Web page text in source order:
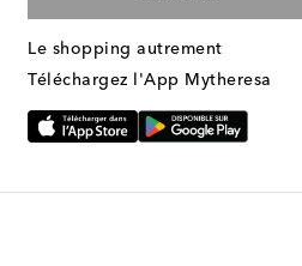
Le shopping autrement
Téléchargez l'App Mytheresa